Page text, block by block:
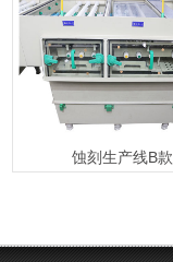
蚀刻生产线B款